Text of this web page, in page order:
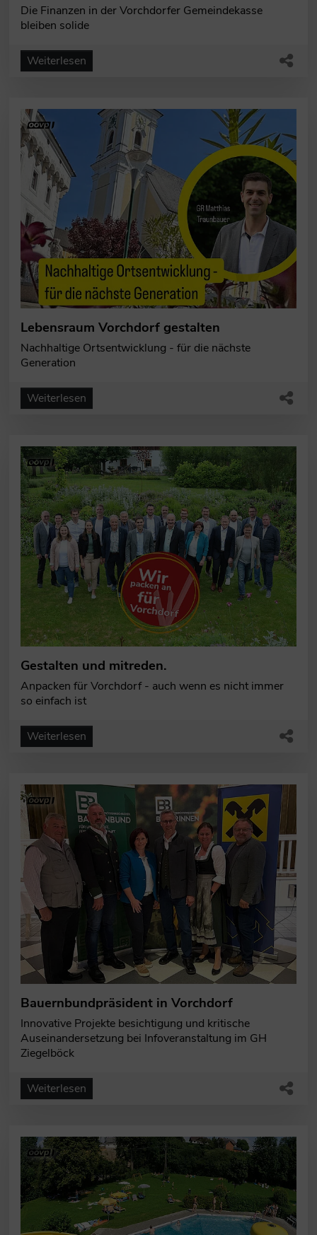
Die Finanzen in der Vorchdorfer Gemeindekasse
bleiben solide
Weiterlesen
Lebensraum Vorchdorf gestalten
Nachhaltige Ortsentwicklung - für die nächste
Generation
Weiterlesen
Gestalten und mitreden.
Anpacken für Vorchdorf - auch wenn es nicht immer
so einfach ist
Weiterlesen
Bauernbundpräsident in Vorchdorf
Innovative Projekte besichtigung und kritische
Auseinandersetzung bei Infoveranstaltung im GH
Ziegelböck
Weiterlesen